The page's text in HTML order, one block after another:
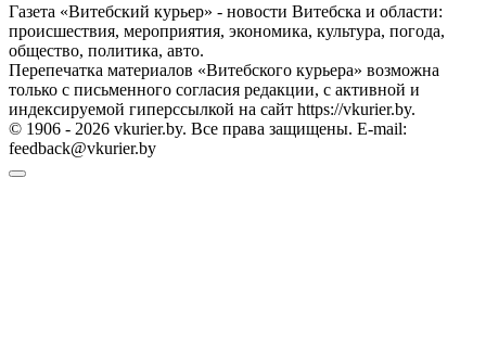
Газета «Витебский курьер» - новости Витебска и области:
происшествия, мероприятия, экономика, культура, погода,
общество, политика, авто.
Перепечатка материалов «Витебского курьера» возможна
только с письменного согласия редакции, с активной и
индексируемой гиперссылкой на сайт https://vkurier.by.
© 1906 - 2026 vkurier.by. Все права защищены. E-mail:
feedback@vkurier.by